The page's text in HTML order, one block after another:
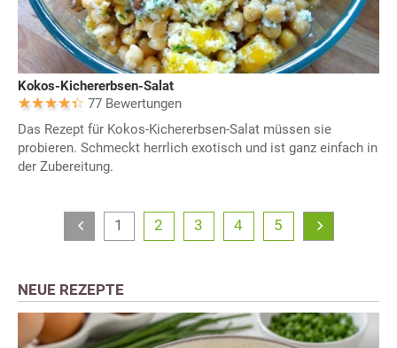
Kokos-Kichererbsen-Salat
77 Bewertungen
Das Rezept für Kokos-Kichererbsen-Salat müssen sie
probieren. Schmeckt herrlich exotisch und ist ganz einfach in
der Zubereitung.
1 2 3 4 5
NEUE REZEPTE